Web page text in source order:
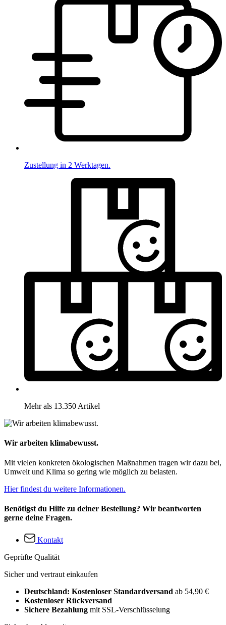
Zustellung in 2 Werktagen.
Mehr als 13.350 Artikel
Wir arbeiten klimabewusst.
Mit vielen konkreten ökologischen Maßnahmen tragen wir dazu bei,
Umwelt und Klima so gering wie möglich zu belasten.
Hier findest du weitere Informationen.
Benötigst du Hilfe zu deiner Bestellung? Wir beantworten
gerne deine Fragen.
Kontakt
Geprüfte Qualität
Sicher und vertraut einkaufen
Deutschland: Kostenloser Standardversand ab 54,90 €
Kostenloser Rückversand
Sichere Bezahlung mit SSL-Verschlüsselung